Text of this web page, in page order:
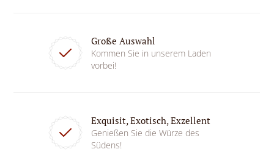
Große Auswahl
Kommen Sie in unserem Laden
vorbei!
Exquisit, Exotisch, Exzellent
Genießen Sie die Würze des
Südens!